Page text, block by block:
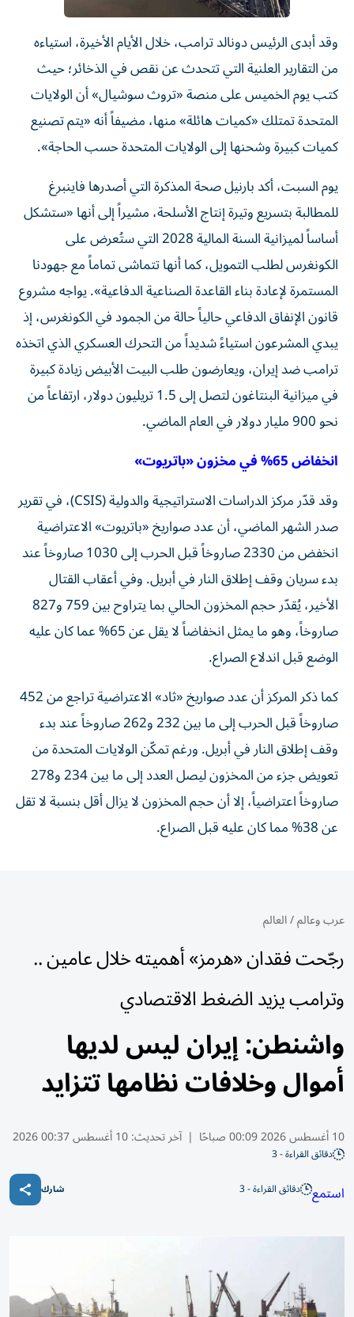
وقد أبدى الرئيس دونالد ترامب، خلال الأيام الأخيرة، استياءه
من التقارير العلنية التي تتحدث عن نقص في الذخائر؛ حيث
كتب يوم الخميس على منصة «تروث سوشيال» أن الولايات
المتحدة تمتلك «كميات هائلة» منها، مضيفاً أنه «يتم تصنيع
كميات كبيرة وشحنها إلى الولايات المتحدة حسب الحاجة».
يوم السبت، أكد بارنيل صحة المذكرة التي أصدرها فاينبرغ
للمطالبة بتسريع وتيرة إنتاج الأسلحة، مشيراً إلى أنها «ستشكل
أساساً لميزانية السنة المالية 2028 التي ستُعرض على
الكونغرس لطلب التمويل، كما أنها تتماشى تماماً مع جهودنا
المستمرة لإعادة بناء القاعدة الصناعية الدفاعية». يواجه مشروع
قانون الإنفاق الدفاعي حالياً حالة من الجمود في الكونغرس، إذ
يبدي المشرعون استياءً شديداً من التحرك العسكري الذي اتخذه
ترامب ضد إيران، ويعارضون طلب البيت الأبيض زيادة كبيرة
في ميزانية البنتاغون لتصل إلى 1.5 تريليون دولار، ارتفاعاً من
نحو 900 مليار دولار في العام الماضي.
انخفاض 65% في مخزون «باتريوت»
وقد قدّر مركز الدراسات الاستراتيجية والدولية (CSIS)، في تقرير
صدر الشهر الماضي، أن عدد صواريخ «باتريوت» الاعتراضية
انخفض من 2330 صاروخاً قبل الحرب إلى 1030 صاروخاً عند
بدء سريان وقف إطلاق النار في أبريل. وفي أعقاب القتال
الأخير، يُقدّر حجم المخزون الحالي بما يتراوح بين 759 و827
صاروخاً، وهو ما يمثل انخفاضاً لا يقل عن 65% عما كان عليه
الوضع قبل اندلاع الصراع.
كما ذكر المركز أن عدد صواريخ «ثاد» الاعتراضية تراجع من 452
صاروخاً قبل الحرب إلى ما بين 232 و262 صاروخاً عند بدء
وقف إطلاق النار في أبريل. ورغم تمكّن الولايات المتحدة من
تعويض جزء من المخزون ليصل العدد إلى ما بين 234 و278
صاروخاً اعتراضياً، إلا أن حجم المخزون لا يزال أقل بنسبة لا تقل
عن 38% مما كان عليه قبل الصراع.
عرب وعالم/العالم
رجّحت فقدان «هرمز» أهميته خلال عامين ..
وترامب يزيد الضغط الاقتصادي
واشنطن: إيران ليس لديها
أموال وخلافات نظامها تتزايد
10 أغسطس 2026 00:09 صباحًا | آخر تحديث:10 أغسطس 00:37 2026
دقائق القراءة - 3
استمع دقائق القراءة - 3 شارك